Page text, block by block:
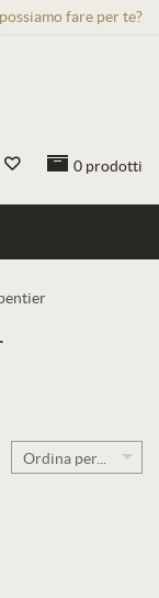
fare per te?
0 prodotti
Ordina per...